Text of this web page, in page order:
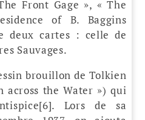
Front Gage », « The
of B. Baggins
deux cartes : celle de
Sauvages.
brouillon de Tolkien
across the Water ») qui
Lors de sa